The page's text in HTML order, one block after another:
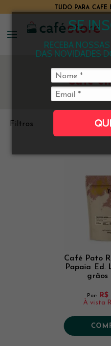
SE
RECEBA
DAS NOVIDADES
TUDO PARA
Café
Filtros
Café Pato
Papaia Ed.
grãos
Por:
À vista